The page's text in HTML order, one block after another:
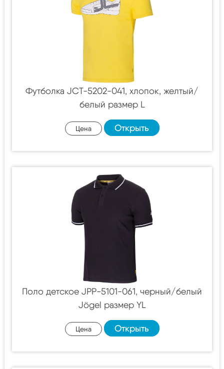
Футболка JCT-5202-041, хлопок, желтый/
белый размер L
Цена Открыть
Поло детское JPP-5101-061, черный/белый
Jögel размер YL
Цена Открыть